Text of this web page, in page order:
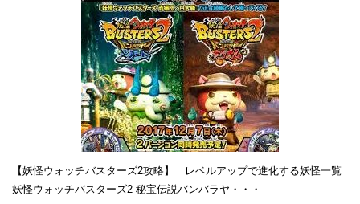
【妖怪ウォッチバスターズ2攻略】 レベルアップで進化する妖怪一覧
妖怪ウォッチバスターズ2 秘宝伝説バンバラヤ・・・